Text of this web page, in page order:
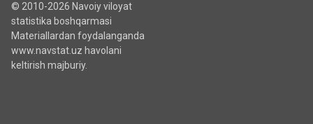
© 2010-2026 Navoiy viloyat
statistika boshqarmasi
Materiallardan foydalanganda
www.navstat.uz havolani
keltirish majburiy.